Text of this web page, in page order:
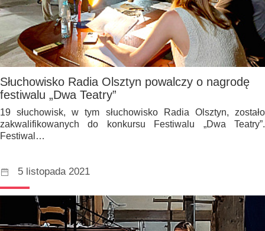
Słuchowisko Radia Olsztyn powalczy o nagrodę
festiwalu „Dwa Teatry”
19 słuchowisk, w tym słuchowisko Radia Olsztyn, zostało
zakwalifikowanych do konkursu Festiwalu „Dwa Teatry”.
Festiwal…
5 listopada 2021